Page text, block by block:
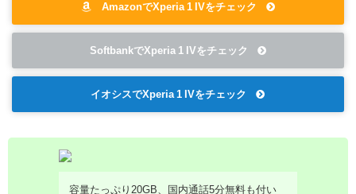
AmazonでXperia 1 IVをチェック
SoftbankでXperia 1 IVをチェック
イオシスでXperia 1 IVをチェック
容量たっぷり20GB、国内通話5分無料も付い